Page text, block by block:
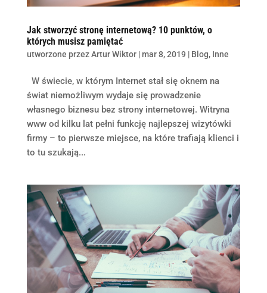
Jak stworzyć stronę internetową? 10 punktów, o
których musisz pamiętać
utworzone przezArtur Wiktor|mar 8, 2019 | Blog, Inne
W świecie, w którym Internet stał się oknem na
świat niemożliwym wydaje się prowadzenie
własnego biznesu bez strony internetowej. Witryna
www od kilku lat pełni funkcję najlepszej wizytówki
firmy – to pierwsze miejsce, na które trafiają klienci i
to tu szukają...